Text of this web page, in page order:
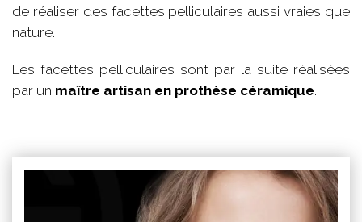
de réaliser des facettes pelliculaires aussi vraies que
nature.
Les facettes pelliculaires sont par la suite réalisées
par un maître artisan en prothèse céramique.